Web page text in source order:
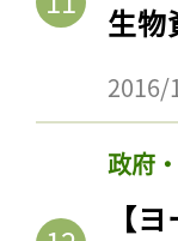
生物
2016/
政府
【